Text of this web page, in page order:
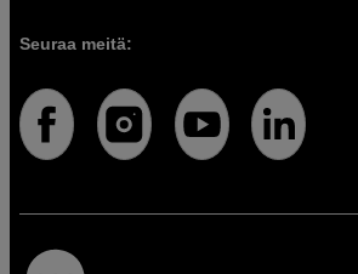
Seuraa meitä: